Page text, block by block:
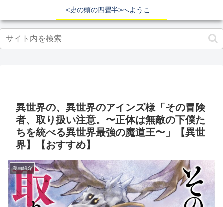
異世界の、異世界のアインズ様「その冒険
者、取り扱い注意。〜正体は無敵の下僕た
ちを統べる異世界最強の魔道王〜」【異世
界】【おすすめ】
漫画紹介